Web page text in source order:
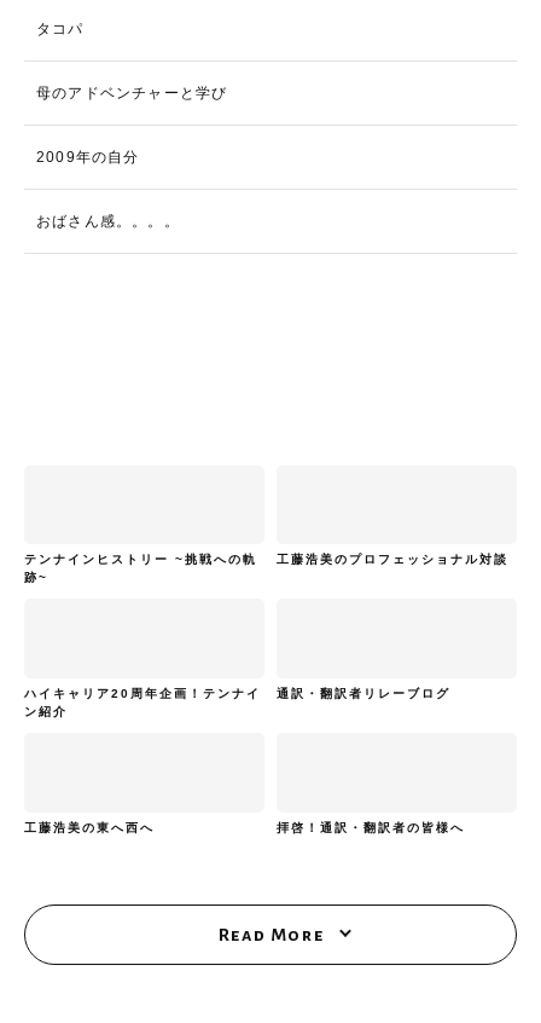
タコパ
母のアドベンチャーと学び
2009年の自分
おばさん感。。。。
テンナインヒストリー ~挑戦への軌
跡~
工藤浩美のプロフェッショナル対談
ハイキャリア20周年企画！テンナイ
ン紹介
通訳・翻訳者リレーブログ
工藤浩美の東へ西へ 拝啓！通訳・翻訳者の皆様へ
Read More